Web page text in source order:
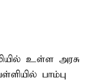
உள்ள அரசு
பாம்பு